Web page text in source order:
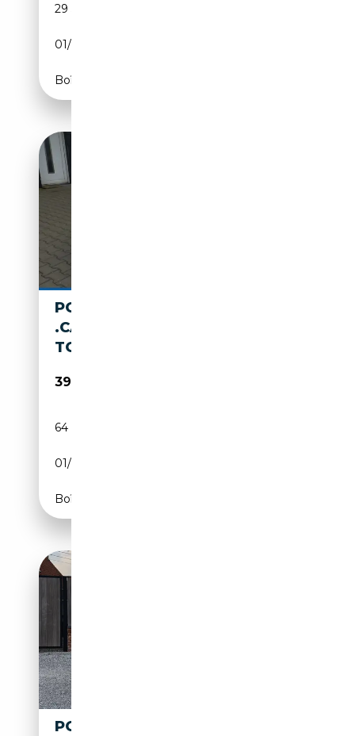
29 554 km
01/2025
Boîte automatique
PORSCHE BOXSTER
.CABRIO.NAVI.TEMPOMAT.AU
TOMATIK.KLIMA KLIMA NAVI
39 990€
64 000 km
01/2015
Boîte automatique
PORSCHE CAYENNE S E-